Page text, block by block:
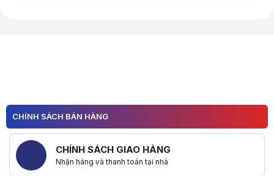
CHÍNH SÁCH BÁN HÀNG
CHÍNH SÁCH GIAO HÀNG
Nhận hàng và thanh toán tại nhà